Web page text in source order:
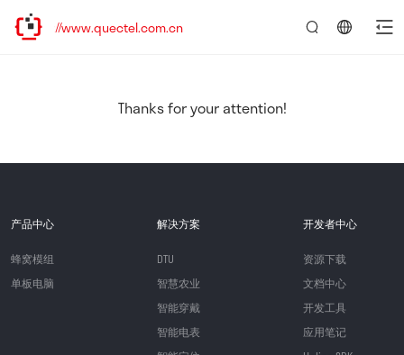
：https://www.quectel.com.cn
Thanks for your attention!
产品中心
蜂窝模组
单板电脑
解决方案
DTU
智慧农业
智能穿戴
智能电表
开发者中心
资源下载
文档中心
开发工具
应用笔记